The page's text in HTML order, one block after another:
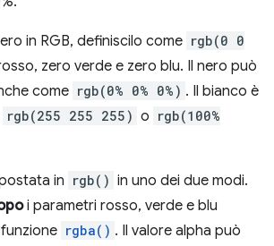
in RGB, definiscilo come rgb(0 0
zero verde e zero blu. Il nero può
come rgb(0% 0% 0%) . Il bianco è
rgb(255 255 255) o rgb(100%
in rgb() in uno dei due modi.
i parametri rosso, verde e blu
rgba() . Il valore alpha può